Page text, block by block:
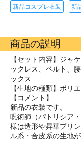
新品コスプレ衣装 新
商品の説明
【セット内容】ジャ
ックレス、ベルト、
ックス
【生地の種類】ポリ
【コメント】
新品の衣装です。
呪術師（パトリシア
様は造形や昇華プリ
ル系・合皮系の生地